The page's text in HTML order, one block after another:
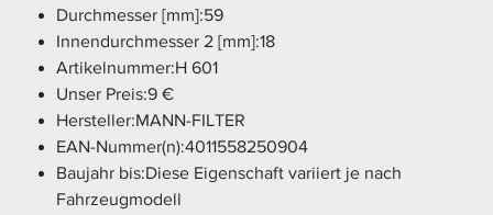
Durchmesser [mm]:59
Innendurchmesser 2 [mm]:18
Artikelnummer:H 601
Unser Preis:9 €
Hersteller:MANN-FILTER
EAN-Nummer(n):4011558250904
Baujahr bis:Diese Eigenschaft variiert je nach
Fahrzeugmodell